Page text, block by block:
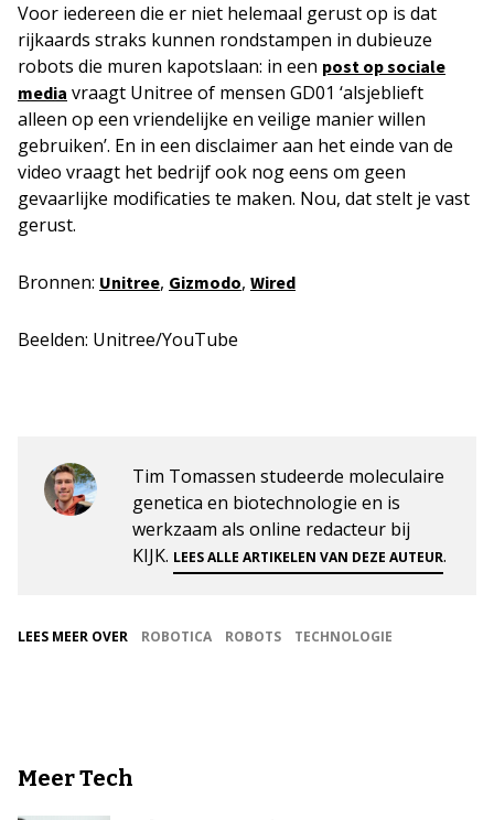
Voor iedereen die er niet helemaal gerust op is dat
rijkaards straks kunnen rondstampen in dubieuze
robots die muren kapotslaan: in een post op sociale
media vraagt Unitree of mensen GD01 ‘alsjeblieft
alleen op een vriendelijke en veilige manier willen
gebruiken’. En in een disclaimer aan het einde van de
video vraagt het bedrijf ook nog eens om geen
gevaarlijke modificaties te maken. Nou, dat stelt je vast
gerust.
Bronnen: Unitree, Gizmodo, Wired
Beelden: Unitree/YouTube
Tim Tomassen studeerde moleculaire
genetica en biotechnologie en is
werkzaam als online redacteur bij
KIJK. LEES ALLE ARTIKELEN VAN DEZE AUTEUR.
LEES MEER OVER ROBOTICA ROBOTS TECHNOLOGIE
Meer Tech